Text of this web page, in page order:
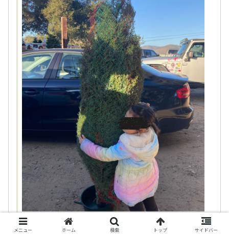
メニュー ホーム 検索 トップ サイドバー